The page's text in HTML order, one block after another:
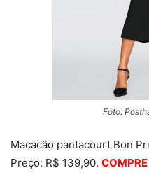
Foto:
Macacão pantacourt Bon
Preço: R$ 139,90.